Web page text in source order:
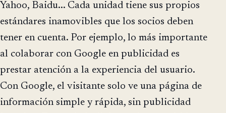
Yahoo, Baidu... Cada unidad tiene sus propios
estándares inamovibles que los socios deben
tener en cuenta. Por ejemplo, lo más importante
al colaborar con Google en publicidad es
prestar atención a la experiencia del usuario.
Con Google, el visitante solo ve una página de
información simple y rápida, sin publicidad